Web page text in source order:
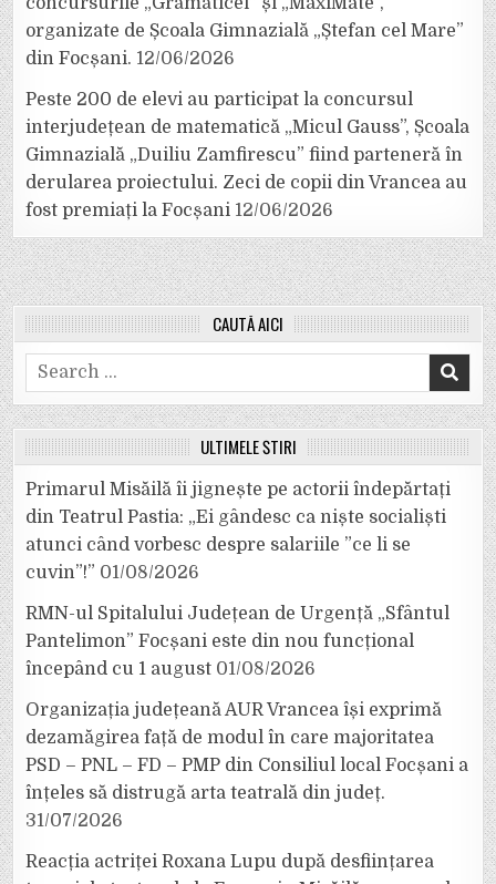
organizate de Școala Gimnazială „Ștefan cel Mare”
din Focșani. 12/06/2026
Peste 200 de elevi au participat la concursul
interjudețean de matematică „Micul Gauss”, Școala
Gimnazială „Duiliu Zamfirescu” fiind parteneră în
derularea proiectului. Zeci de copii din Vrancea au
fost premiați la Focșani 12/06/2026
CAUTĂ AICI
Search
for:
ULTIMELE ȘTIRI
Primarul Misăilă îi jignește pe actorii îndepărtați
din Teatrul Pastia: „Ei gândesc ca niște socialiști
atunci când vorbesc despre salariile ”ce li se
cuvin”!” 01/08/2026
RMN-ul Spitalului Județean de Urgență „Sfântul
Pantelimon” Focșani este din nou funcțional
începând cu 1 august 01/08/2026
Organizația județeană AUR Vrancea își exprimă
dezamăgirea față de modul în care majoritatea
PSD – PNL – FD – PMP din Consiliul local Focșani a
înțeles să distrugă arta teatrală din județ.
31/07/2026
Reacția actriței Roxana Lupu după desființarea